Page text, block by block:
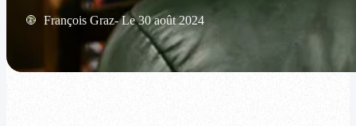
François Graz- Le 30 août 2024